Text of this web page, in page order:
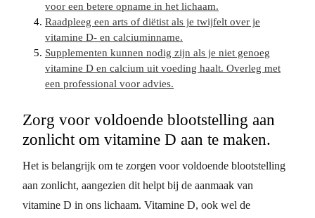
voor een betere opname in het lichaam.
Raadpleeg een arts of diëtist als je twijfelt over je
vitamine D- en calciuminname.
Supplementen kunnen nodig zijn als je niet genoeg
vitamine D en calcium uit voeding haalt. Overleg met
een professional voor advies.
Zorg voor voldoende blootstelling aan
zonlicht om vitamine D aan te maken.
Het is belangrijk om te zorgen voor voldoende blootstelling
aan zonlicht, aangezien dit helpt bij de aanmaak van
vitamine D in ons lichaam. Vitamine D, ook wel de